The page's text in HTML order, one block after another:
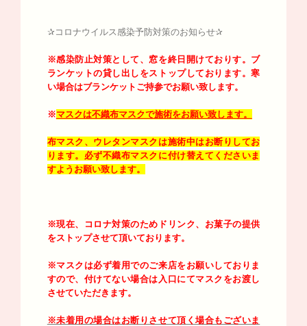
✰コロナウイルス感染予防対策のお知らせ✰
※感染防止対策として、窓を終日開けておりす。 ブ
ランケットの貸し出しをストップしております。寒
い場合はブランケットご持参でお願い致します。
※マスクは不織布マスクで施術をお願い致します。
布マスク、ウレタンマスクは施術中はお断りしてお
ります。必ず不織布マスクに付け替えてくださいま
すようお願い致します。
※現在、コロナ対策のためドリンク、お菓子の提供
をストップさせて頂いております。
※マスクは必ず着用でのご来店をお願いしておりま
すので、付けてない場合は入口にてマスクをお渡し
させていただきます。
※未着用の場合はお断りさせて頂く場合もございま